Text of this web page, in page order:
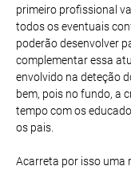
primeiro profissional
todos os eventuais
poderão desenvolver
complementar essa
envolvido na deteção
bem, pois no fundo, a
tempo com os
os pais.
Acarreta por isso uma